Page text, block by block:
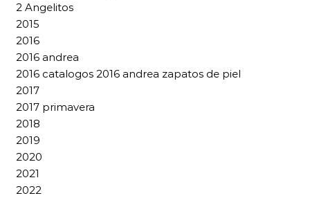
2 Angelitos
2015
2016
2016 andrea
2016 catalogos 2016 andrea zapatos de piel
2017
2017 primavera
2018
2019
2020
2021
2022